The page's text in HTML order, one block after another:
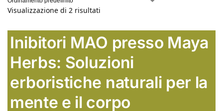
Visualizzazione di 2 risultati
Inibitori MAO presso Maya
Herbs: Soluzioni
erboristiche naturali per la
mente e il corpo